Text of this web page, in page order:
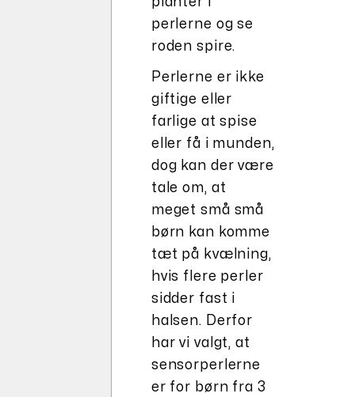
perlerne og se
roden spire.
Perlerne er ikke
giftige eller
farlige at spise
eller få i munden,
dog kan der være
tale om, at
meget små små
børn kan komme
tæt på kvælning,
hvis flere perler
sidder fast i
halsen. Derfor
har vi valgt, at
sensorperlerne
er for børn fra 3